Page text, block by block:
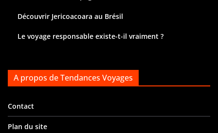
Découvrir Jericoacoara au Brésil
Le voyage responsable existe-t-il vraiment ?
A propos de Tendances Voyages
Contact
Plan du site